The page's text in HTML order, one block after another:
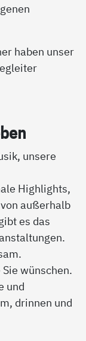
haben unser
unsere
Highlights,
außerhalb
es das
wünschen.
und
drinnen und